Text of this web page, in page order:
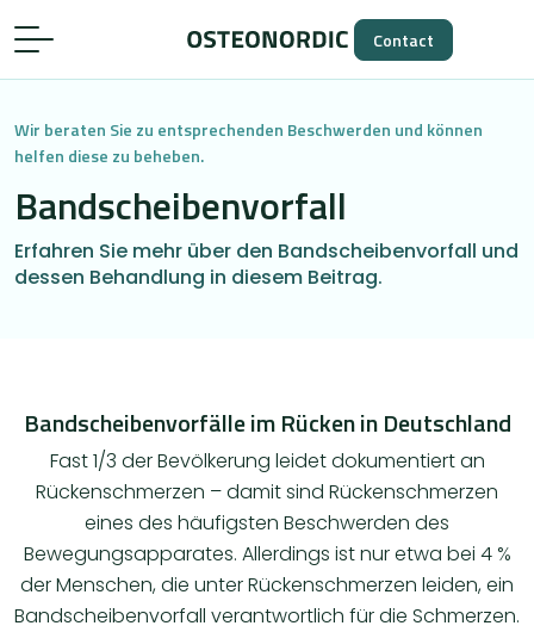
Contact
Wir beraten Sie zu entsprechenden Beschwerden und können
helfen diese zu beheben.
Bandscheibenvorfall
Erfahren Sie mehr über den Bandscheibenvorfall und
dessen Behandlung in diesem Beitrag.
Bandscheibenvorfälle im Rücken in Deutschland
Fast 1/3 der Bevölkerung leidet dokumentiert an
Rückenschmerzen – damit sind Rückenschmerzen
eines des häufigsten Beschwerden des
Bewegungsapparates. Allerdings ist nur etwa bei 4 %
der Menschen, die unter Rückenschmerzen leiden, ein
Bandscheibenvorfall verantwortlich für die Schmerzen.